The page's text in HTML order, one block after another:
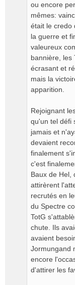
ou encore
mêmes:
était le credo
la guerre et
valeureux
bannière, les
écrasant et
mais la
apparition.
Rejoignant
qu'un tel défi
jamais et
devaient
finalement
c'est
Baux de Hel,
attirèrent
recrutés en
du Spectre
TotG
chute. Ils
avaient
Jormungand
encore
d'attirer les